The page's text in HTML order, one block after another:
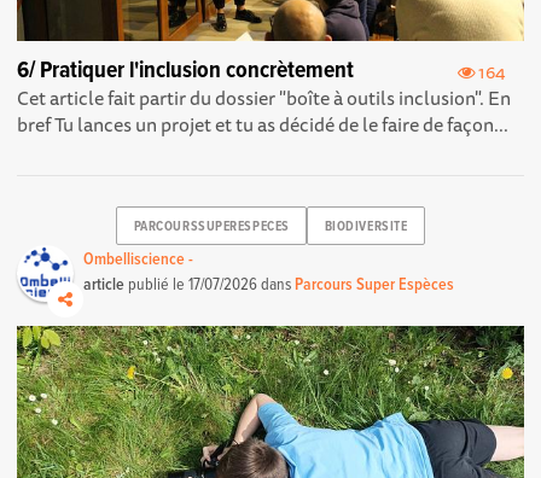
164
6/ Pratiquer l'inclusion concrètement
Cet article fait partir du dossier "boîte à outils inclusion". En
bref Tu lances un projet et tu as décidé de le faire de façon...
PARCOURSSUPERESPECES BIODIVERSITE
Ombelliscience -
article publié le17/07/2026dans Parcours Super Espèces